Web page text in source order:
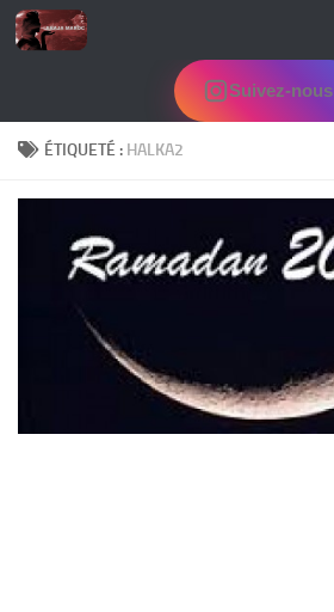
Skip to content
Suivez-nous
ÉTIQUETÉ : HALKA2